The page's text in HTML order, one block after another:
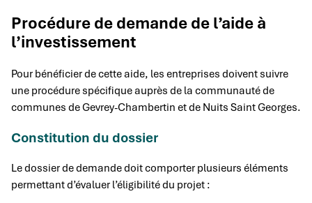
Procédure de demande de l’aide à
l’investissement
Pour bénéficier de cette aide, les entreprises doivent suivre
une procédure spécifique auprès de la communauté de
communes de Gevrey-Chambertin et de Nuits Saint Georges.
Constitution du dossier
Le dossier de demande doit comporter plusieurs éléments
permettant d’évaluer l’éligibilité du projet :